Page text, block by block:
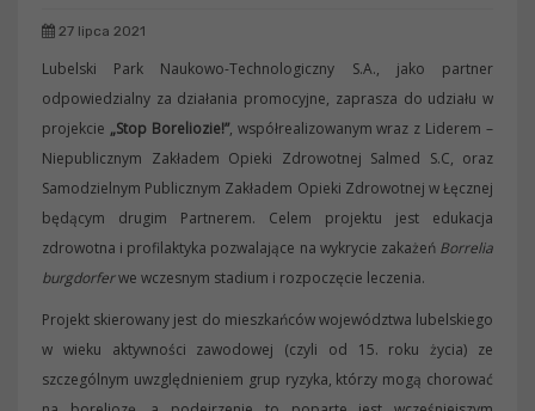
27 lipca 2021
Lubelski Park Naukowo-Technologiczny S.A., jako partner
odpowiedzialny za działania promocyjne, zaprasza do udziału w
projekcie „Stop Boreliozie!”, współrealizowanym wraz z Liderem –
Niepublicznym Zakładem Opieki Zdrowotnej Salmed S.C, oraz
Samodzielnym Publicznym Zakładem Opieki Zdrowotnej w Łęcznej
będącym drugim Partnerem. Celem projektu jest edukacja
zdrowotna i profilaktyka pozwalające na wykrycie zakażeń Borrelia
burgdorferwe wczesnym stadium i rozpoczęcie leczenia.
Projekt skierowany jest do mieszkańców województwa lubelskiego
w wieku aktywności zawodowej (czyli od 15. roku życia) ze
szczególnym uwzględnieniem grup ryzyka, którzy mogą chorować